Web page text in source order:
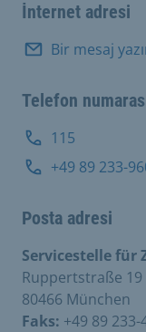
İnternet adresi
Bir mesaj
Telefon
115
+49 89 233-
Posta adresi
Servicestelle für
Ruppertstraße 19
80466 München
Faks: +49 89 233-